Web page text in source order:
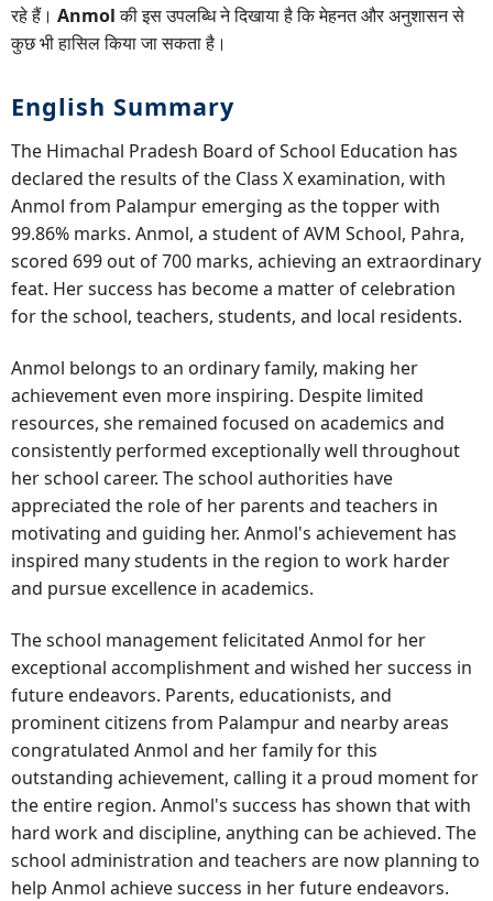
रहे हैं। Anmolकी इस उपलब्धि ने दिखाया है कि मेहनत और अनुशासन से
कुछ भी हासिल किया जा सकता है।
English Summary
The Himachal Pradesh Board of School Education has
declared the results of the Class X examination, with
Anmol from Palampur emerging as the topper with
99.86% marks. Anmol, a student of AVM School, Pahra,
scored 699 out of 700 marks, achieving an extraordinary
feat. Her success has become a matter of celebration
for the school, teachers, students, and local residents.
Anmol belongs to an ordinary family, making her
achievement even more inspiring. Despite limited
resources, she remained focused on academics and
consistently performed exceptionally well throughout
her school career. The school authorities have
appreciated the role of her parents and teachers in
motivating and guiding her. Anmol's achievement has
inspired many students in the region to work harder
and pursue excellence in academics.
The school management felicitated Anmol for her
exceptional accomplishment and wished her success in
future endeavors. Parents, educationists, and
prominent citizens from Palampur and nearby areas
congratulated Anmol and her family for this
outstanding achievement, calling it a proud moment for
the entire region. Anmol's success has shown that with
hard work and discipline, anything can be achieved. The
school administration and teachers are now planning to
help Anmol achieve success in her future endeavors.